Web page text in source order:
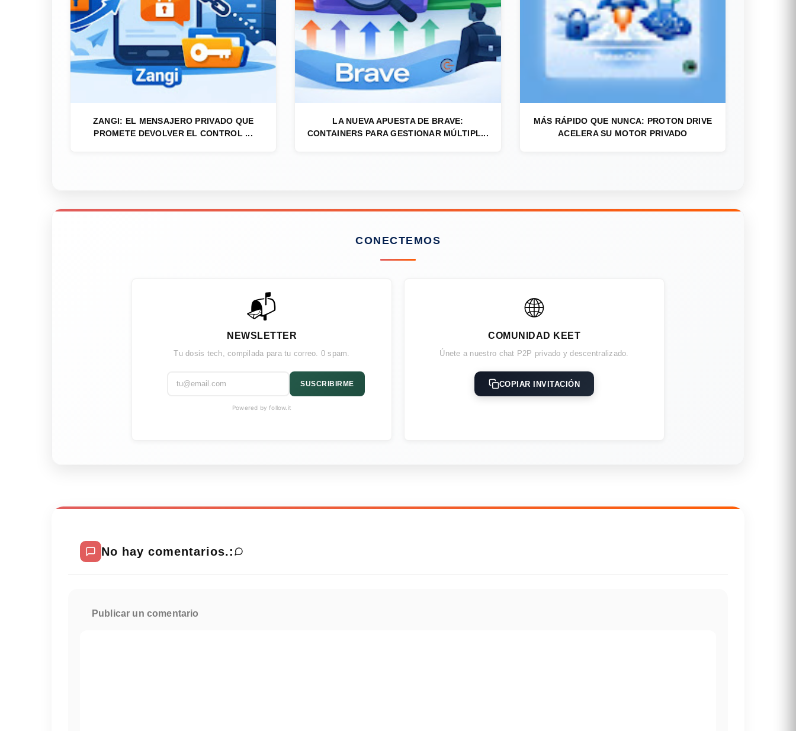
ZANGI: EL MENSAJERO PRIVADO QUE
PROMETE DEVOLVER EL CONTROL ...
LA NUEVA APUESTA DE BRAVE:
CONTAINERS PARA GESTIONAR MÚLTIPL...
MÁS RÁPIDO QUE NUNCA: PROTON DRIVE
ACELERA SU MOTOR PRIVADO
CONECTEMOS
📬
NEWSLETTER
Tu dosis tech, compilada para tu correo. 0 spam.
SUSCRIBIRME
Powered by follow.it
🌐
COMUNIDAD KEET
Únete a nuestro chat P2P privado y descentralizado.
COPIAR INVITACIÓN
No hay comentarios.:
Publicar un comentario